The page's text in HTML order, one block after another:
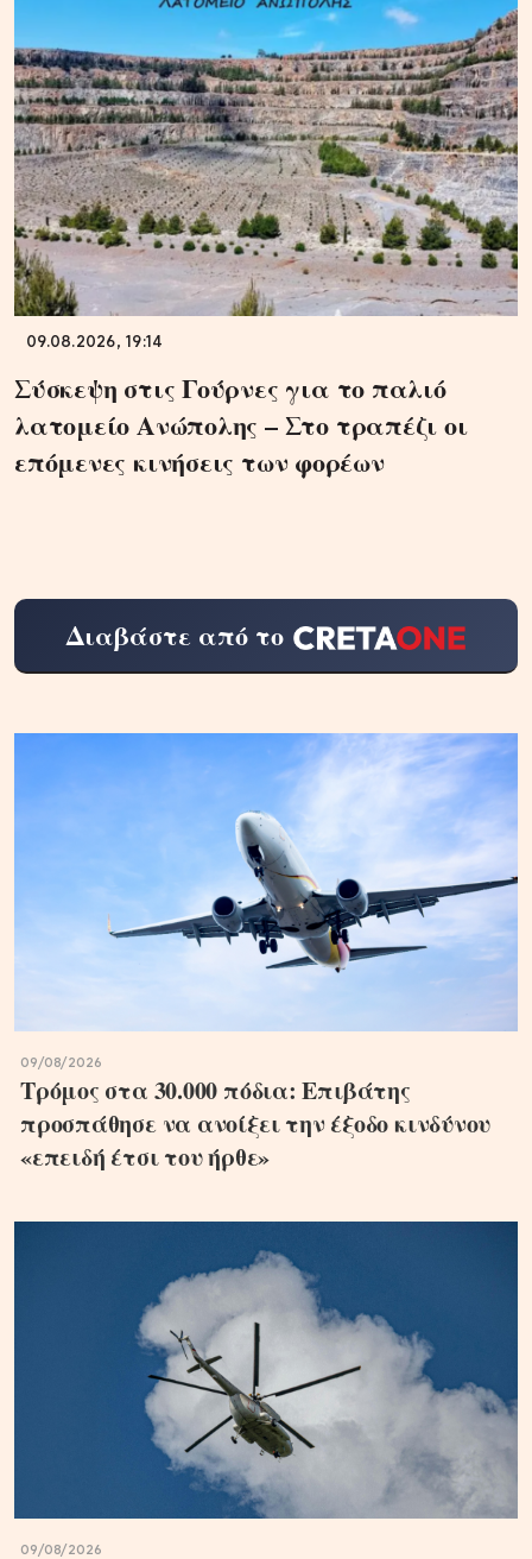
09.08.2026, 19:14
Σύσκεψη στις Γούρνες για το παλιό
λατομείο Ανώπολης – Στο τραπέζι οι
επόμενες κινήσεις των φορέων
Διαβάστε από το
09/08/2026
Τρόμος στα 30.000 πόδια: Επιβάτης
προσπάθησε να ανοίξει την έξοδο κινδύνου
«επειδή έτσι του ήρθε»
09/08/2026